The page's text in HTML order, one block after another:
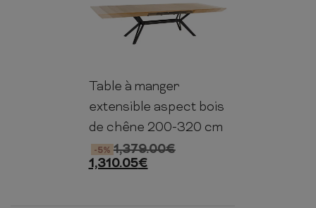
76cm
200-
Table à manger
extensible aspect bois
de chêne 200-320 cm
1,379.00€
-5%
1,310.05€